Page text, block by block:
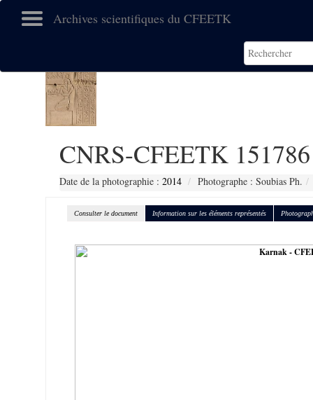
Archives scientifiques du CFEETK
CNRS-CFEETK 151786
Date de la photographie : 2014 Photographe : Soubias Ph.
Consulter le document Information sur les éléments représentés